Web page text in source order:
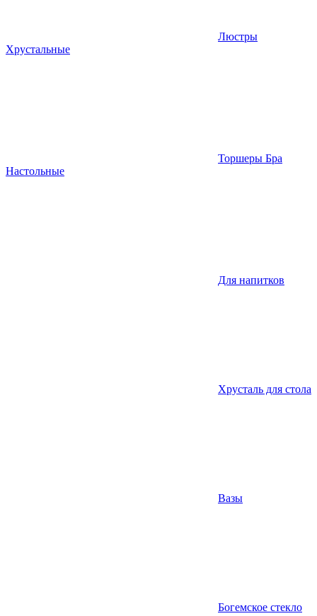
Люстры
Хрустальные
Торшеры Бра
Настольные
Для напитков
Хрусталь для стола
Вазы
Богемское стекло